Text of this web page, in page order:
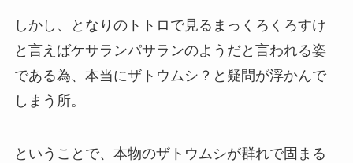
しかし、となりのトトロで見るまっくろくろすけ
と言えばケサランパサランのようだと言われる姿
である為、本当にザトウムシ？と疑問が浮かんで
しまう所。
ということで、本物のザトウムシが群れで固まる